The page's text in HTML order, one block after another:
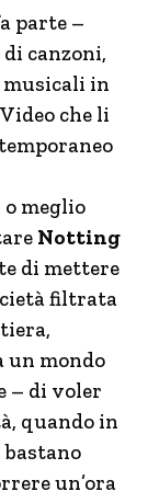
parte –
canzoni,
musicali in
che li
o meglio
Notting
di mettere
filtrata
un mondo
– di voler
quando in
bastano
un’ora